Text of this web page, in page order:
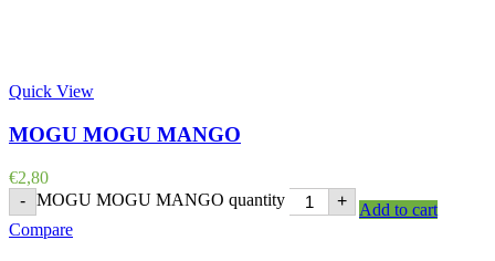
Quick View
MOGU MOGU MANGO
€2,80
- MOGU MOGU MANGO quantity +
Add to cart
Compare